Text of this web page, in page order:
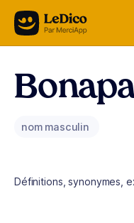
Aller au contenu
nom masculin
Définitions, synonymes,